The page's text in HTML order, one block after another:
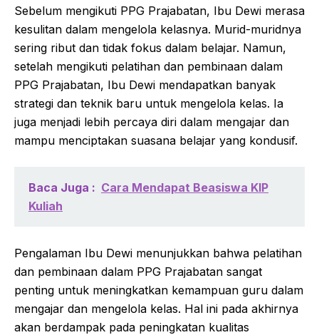
Sebelum mengikuti PPG Prajabatan, Ibu Dewi merasa
kesulitan dalam mengelola kelasnya. Murid-muridnya
sering ribut dan tidak fokus dalam belajar. Namun,
setelah mengikuti pelatihan dan pembinaan dalam
PPG Prajabatan, Ibu Dewi mendapatkan banyak
strategi dan teknik baru untuk mengelola kelas. Ia
juga menjadi lebih percaya diri dalam mengajar dan
mampu menciptakan suasana belajar yang kondusif.
Baca Juga : Cara Mendapat Beasiswa KIP
Kuliah
Pengalaman Ibu Dewi menunjukkan bahwa pelatihan
dan pembinaan dalam PPG Prajabatan sangat
penting untuk meningkatkan kemampuan guru dalam
mengajar dan mengelola kelas. Hal ini pada akhirnya
akan berdampak pada peningkatan kualitas